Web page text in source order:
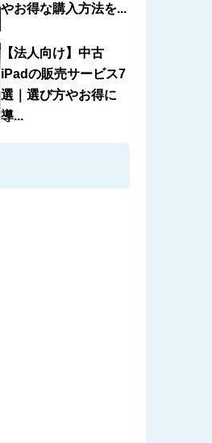
やお得な購入方法を...
【法人向け】中古
iPadの販売サービス7
選｜選び方やお得に
導...